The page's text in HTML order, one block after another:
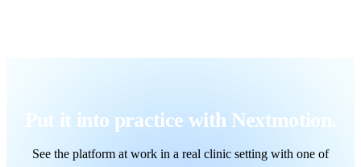
Put it into practice with Nextmotion.
See the platform at work in a real clinic setting with one of